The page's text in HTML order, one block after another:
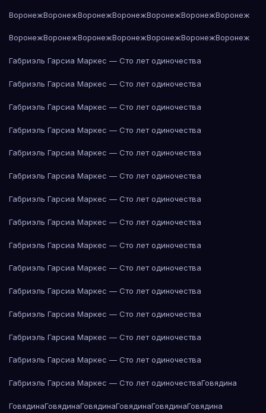
ВоронежВоронежВоронежВоронежВоронежВоронежВоронеж
ВоронежВоронежВоронежВоронежВоронежВоронежВоронеж
Габриэль Гарсиа Маркес — Сто лет одиночества
Габриэль Гарсиа Маркес — Сто лет одиночества
Габриэль Гарсиа Маркес — Сто лет одиночества
Габриэль Гарсиа Маркес — Сто лет одиночества
Габриэль Гарсиа Маркес — Сто лет одиночества
Габриэль Гарсиа Маркес — Сто лет одиночества
Габриэль Гарсиа Маркес — Сто лет одиночества
Габриэль Гарсиа Маркес — Сто лет одиночества
Габриэль Гарсиа Маркес — Сто лет одиночества
Габриэль Гарсиа Маркес — Сто лет одиночества
Габриэль Гарсиа Маркес — Сто лет одиночества
Габриэль Гарсиа Маркес — Сто лет одиночества
Габриэль Гарсиа Маркес — Сто лет одиночества
Габриэль Гарсиа Маркес — Сто лет одиночества
Габриэль Гарсиа Маркес — Сто лет одиночестваГовядина
ГовядинаГовядинаГовядинаГовядинаГовядинаГовядина